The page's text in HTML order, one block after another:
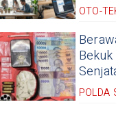
OTO-
POLDA